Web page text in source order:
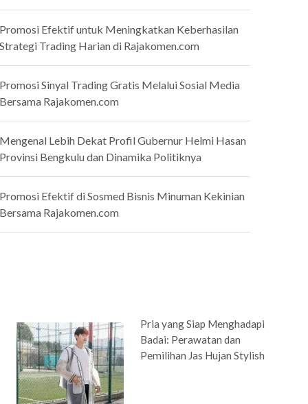
Efektif untuk Meningkatkan Keberhasilan
Trading Harian di Rajakomen.com
Sinyal Trading Gratis Melalui Sosial Media
Rajakomen.com
Lebih Dekat Profil Gubernur Helmi Hasan
Bengkulu dan Dinamika Politiknya
Efektif di Sosmed Bisnis Minuman Kekinian
Rajakomen.com
Pria yang Siap Menghadapi
Badai: Perawatan dan
Pemilihan Jas Hujan Stylish